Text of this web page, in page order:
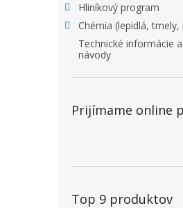
Hliníkový program
Chémia (lepidlá, tmely,
Technické informácie
návody
Prijímame online
Top 9 produktov